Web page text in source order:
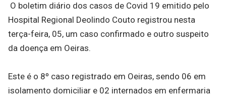
O boletim diário dos casos de Covid 19 emitido pelo
Hospital Regional Deolindo Couto registrou nesta
terça-feira, 05, um caso confirmado e outro suspeito
da doença em Oeiras.
Este é o 8º caso registrado em Oeiras, sendo 06 em
isolamento domiciliar e 02 internados em enfermaria